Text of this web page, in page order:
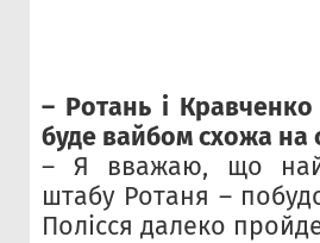
– Ротань і
буде вайбом схожа на
– Я вважаю, що
штабу Ротаня –
Полісся далеко